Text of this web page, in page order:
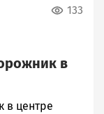
133
в
в центре